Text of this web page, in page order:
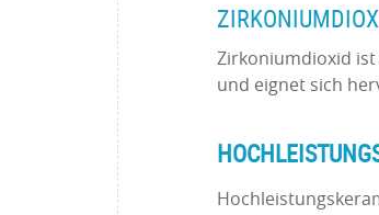
Zirkoniumdioxid ist
und eignet sich